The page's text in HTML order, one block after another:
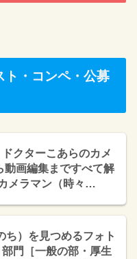
ト・コンペ・公募
ドクターこあらのカメ
動画編集まですべて解
メラマン（時々
エヌコーポレーショ
ち）を見つめるフォト
門［一般の部・厚生